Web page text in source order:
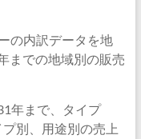
の内訳データを地
までの地域別の販売
年まで、タイプ
別、用途別の売上